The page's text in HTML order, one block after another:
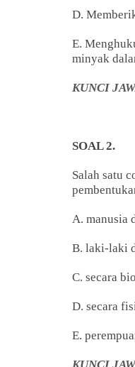
D.
E.
minyak
KUNCI
SOAL 2.
Salah satu
A. manusia
B. laki-laki
C. secara
D. secara
E.